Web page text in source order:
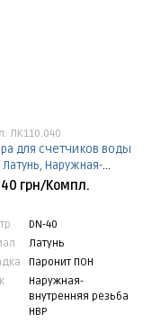
ЛК110.040
для счетчиков воды
Латунь, Наружная-
резьба НВР, DN-40,
грн/Компл.
DN-40
Латунь
Паронит ПОН
Наружная-
внутренняя резьба
НВР